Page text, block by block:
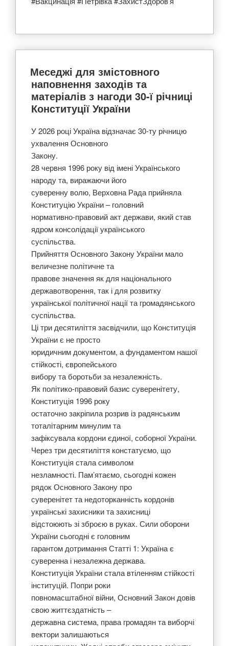
Меседжі для змістовного
наповнення заходів та
матеріалів з нагоди 30-ї річниці
Конституції України
У 2026 році Україна відзначає 30-ту річницю
ухвалення Основного
Закону.
28 червня 1996 року від імені Українського
народу та, виражаючи його
суверенну волю, Верховна Рада прийняла
Конституцію України – головний
нормативно-правовий акт держави, який став
ядром консолідації українського
суспільства.
Прийняття Основного Закону України мало
величезне політичне та
правове значення як для національного
державотворення, так і для розвитку
української політичної нації та громадянського
суспільства.
Ці три десятиліття засвідчили, що Конституція
України є не просто
юридичним документом, а фундаментом нашої
стійкості, європейського
вибору та боротьби за незалежність.
Як політико-правовий базис суверенітету,
Конституція 1996 року
остаточно закріпила розрив із радянським
тоталітарним минулим та
зафіксувала кордони єдиної, соборної України.
Через три десятиліття констатуємо, що
Конституція стала символом
незламності. Пам’ятаємо, сьогодні кожен
рядок Основного Закону про
суверенітет та недоторканність кордонів
українські захисники та захисниці
відстоюють зі зброєю в руках. Сили оборони
України сьогодні є головним
гарантом дотримання Статті 1: Україна є
суверенна і незалежна держава.
Конституція України стала втіленням стійкості
інституцій. Попри роки
повномасштабної війни, Основний Закон довів
свою життєздатність –
державна система, права громадян та виборчі
вектори залишаються